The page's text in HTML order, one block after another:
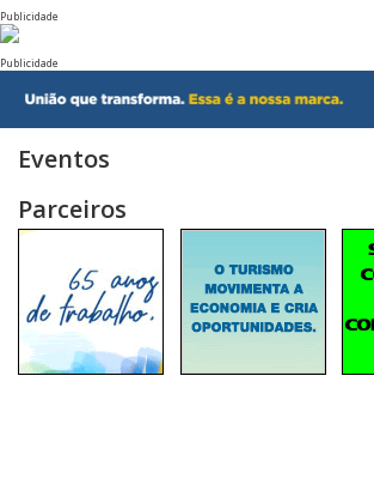
Publicidade
Publicidade
Eventos
Parceiros